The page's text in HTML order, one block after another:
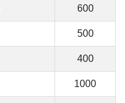
600
500
400
1000